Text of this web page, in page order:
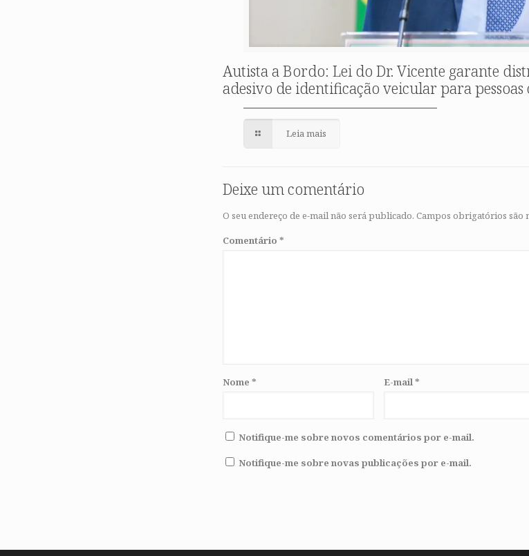
Autista a Bordo: Lei do Dr. Vicente garante
adesivo de identificação veicular para
Leia mais
Deixe um comentário
O seu endereço de e-mail não será publicado. Campos obrigatórios são
Comentário *
Nome * E-mail*
Notifique-me sobre novos comentários por e-mail.
Notifique-me sobre novas publicações por e-mail.